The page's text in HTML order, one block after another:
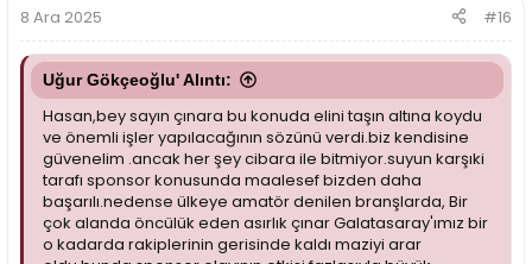
8 Ara 2025 #16
Uğur Gökçeoğlu' Alıntı:
Hasan,bey sayın çınara bu konuda elini taşın altına koydu
ve önemli işler yapılacağının sözünü verdi.biz kendisine
güvenelim .ancak her şey cibara ile bitmiyor.suyun karşıki
tarafı sponsor konusunda maalesef bizden daha
başarılı.nedense ülkeye amatör denilen branşlarda, Bir
çok alanda öncülük eden asırlık çınar Galatasaray'ımız bir
o kadarda rakiplerinin gerisinde kaldı maziyi arar